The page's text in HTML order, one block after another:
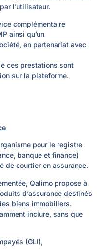
l’utilisateur.
complémentaire
ainsi qu’un
en partenariat avec
ces prestations sont
sur la plateforme.
pour le registre
banque et finance)
de courtier en assurance.
Qalimo propose à
d’assurance destinés
biens immobiliers.
inclure, sans que
(GLI),